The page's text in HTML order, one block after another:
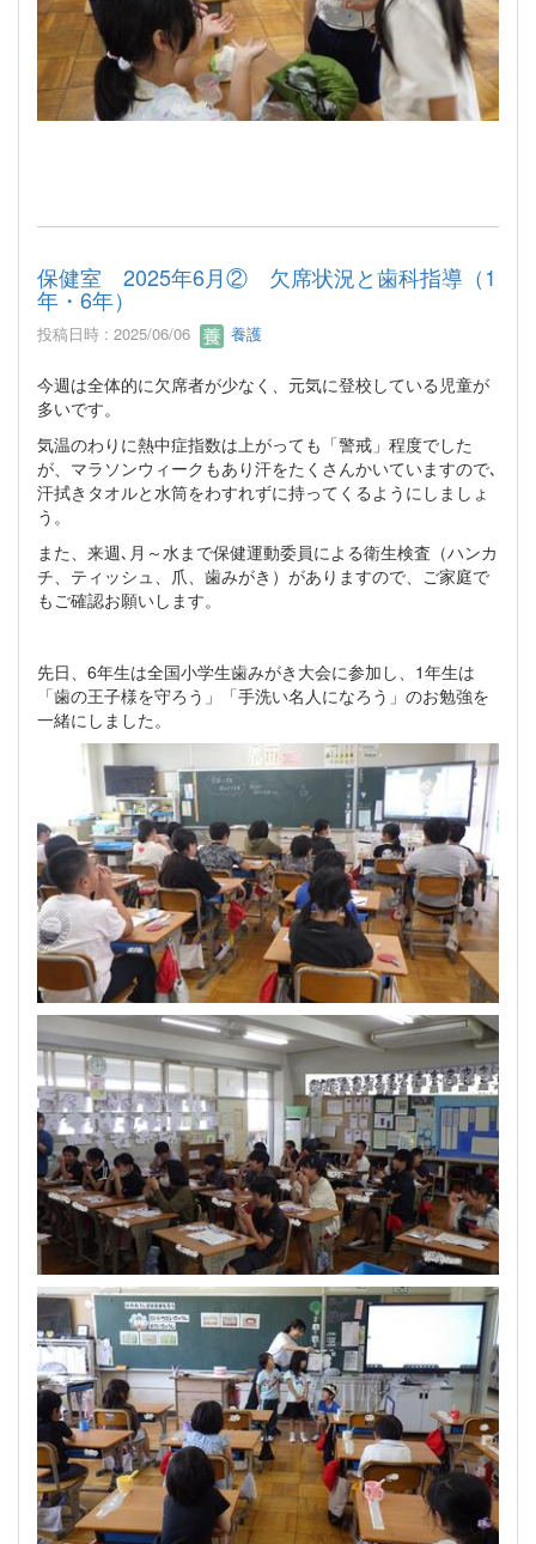
保健室 2025年6月② 欠席状況と歯科指導（1
年・6年）
投稿日時 : 2025/06/06 養護
今週は全体的に欠席者が少なく、元気に登校している児童が
多いです。
気温のわりに熱中症指数は上がっても「警戒」程度でした
が、マラソンウィークもあり汗をたくさんかいていますので､
汗拭きタオルと水筒をわすれずに持ってくるようにしましょ
う。
また、来週､月～水まで保健運動委員による衛生検査（ハンカ
チ、ティッシュ、爪、歯みがき）がありますので、ご家庭で
もご確認お願いします。
先日、6年生は全国小学生歯みがき大会に参加し、1年生は
「歯の王子様を守ろう」「手洗い名人になろう」のお勉強を
一緒にしました。